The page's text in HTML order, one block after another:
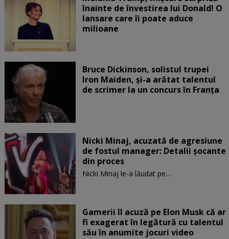
înainte de învestirea lui Donald! O
lansare care îi poate aduce
milioane
Bruce Dickinson, solistul trupei
Iron Maiden, şi-a arătat talentul
de scrimer la un concurs în Franţa
Nicki Minaj, acuzată de agresiune
de fostul manager: Detalii șocante
din proces
Nicki Minaj le-a lăudat pe...
Gamerii îl acuză pe Elon Musk că ar
fi exagerat în legătură cu talentul
său în anumite jocuri video